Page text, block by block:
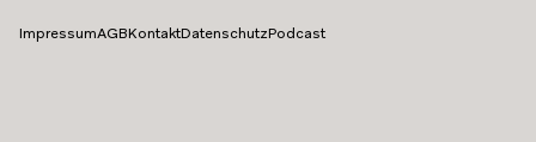
ImpressumAGBKontaktDatenschutzPodcast